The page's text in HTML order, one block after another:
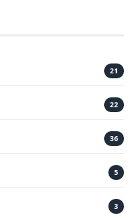
21
22
36
5
3